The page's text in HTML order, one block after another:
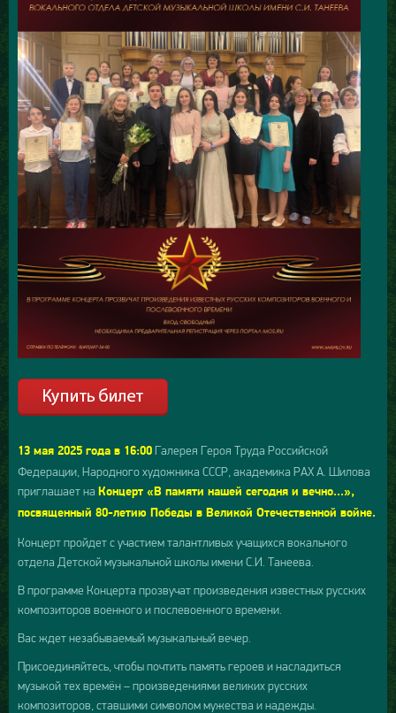
13 мая 2025 года в 16:00 Галерея Героя Труда Российской
Федерации, Народного художника СССР, академика РАХ А. Шилова
приглашает на Концерт «В памяти нашей сегодня и вечно...»,
посвященный 80-летию Победы в Великой Отечественной войне.
Концерт пройдет с участием талантливых учащихся вокального
отдела Детской музыкальной школы имени С.И. Танеева.
В программе Концерта прозвучат произведения известных русских
композиторов военного и послевоенного времени.
Вас ждет незабываемый музыкальный вечер.
Присоединяйтесь, чтобы почтить память героев и насладиться
музыкой тех времён – произведениями великих русских
композиторов, ставшими символом мужества и надежды.